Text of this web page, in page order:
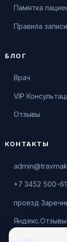
Памятка
Правила записи
БЛОГ
Врач
VIP
Отзывы
КОНТАКТЫ
+7 3452 500-
проезд
Яндекс.Отзывы